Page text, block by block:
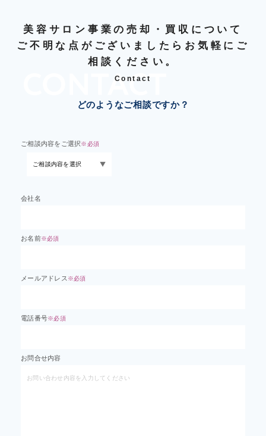
美容サロン事業の売却・買収について
ご不明な点がございましたらお気軽にご
相談ください。
Contact
どのようなご相談ですか？
ご相談内容をご選択※必須
会社名
お名前※必須
メールアドレス ※必須
電話番号※必須
お問合せ内容